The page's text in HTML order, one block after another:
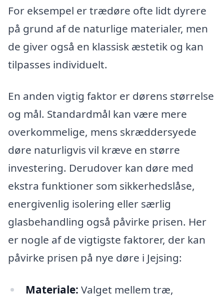
For eksempel er trædøre ofte lidt dyrere
på grund af de naturlige materialer, men
de giver også en klassisk æstetik og kan
tilpasses individuelt.
En anden vigtig faktor er dørens størrelse
og mål. Standardmål kan være mere
overkommelige, mens skræddersyede
døre naturligvis vil kræve en større
investering. Derudover kan døre med
ekstra funktioner som sikkerhedslåse,
energivenlig isolering eller særlig
glasbehandling også påvirke prisen. Her
er nogle af de vigtigste faktorer, der kan
påvirke prisen på nye døre i Jejsing:
Materiale: Valget mellem træ,